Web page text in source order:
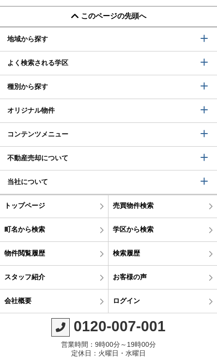
このページの先頭へ
地域から探す
よく検索される学区
種別から探す
オリジナル物件
コンテンツメニュー
不動産売却について
当社について
トップページ 売買物件検索
町名から検索 学区から検索
物件閲覧履歴 検索履歴
スタッフ紹介 お客様の声
会社概要 ログイン
0120-007-001
営業時間：9時00分～19時00分
定休日：火曜日・水曜日